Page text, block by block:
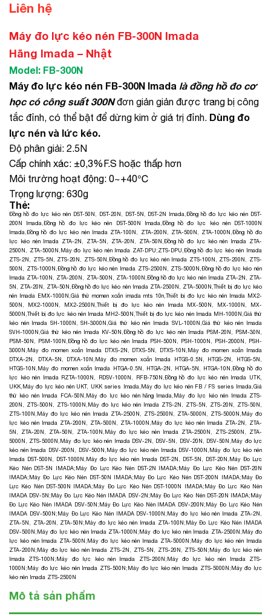
Liên hệ
Máy đo lực kéo nén FB-300N Imada
Hãng Imada – Nhật
Model: FB-300N
Máy đo lực kéo nén FB-300N Imada là đồng hồ đo cơ
học có công suất 300Nđơn giản giản được trang bị công
tắc đỉnh, có thể bật để dừng kim ở giá trị đỉnh. Dùng đo
lực nén và lức kéo.
Độ phân giải: 2.5N
Cấp chính xác: ±0,3%F.S hoặc thấp hơn
Môi trường hoạt động: 0~+40℃
Trọng lượng: 630g
Thẻ:
Đồng hồ đo lực kéo nén DST-50N, DST-20N, DST-5N, DST-2N Imada,Đồng hồ đo lực kéo nén DST-
200N Imada,Đồng hồ đo lực kéo nén DST-500N Imada,Đồng hồ đo lực kéo nén DST-1000N
Imada,Đồng hồ đo lực kéo nén Imada ZTA-100N, ZTA-200N, ZTA-500N, ZTA-1000N,Đồng hồ đo
lực kéo nén Imada ZTA-2N, ZTA-5N, ZTA-20N, ZTA-50N,Đồng hồ đo lực kéo nén Imada ZTA-
2500N, ZTA-5000N,Máy đo lực kéo nén Imada ZAT-DPU;ZTS-DPU,Đồng hồ đo lực kéo nén Imada
ZTS-2N, ZTS-5N, ZTS-20N, ZTS-50N,Đồng hồ đo lực kéo nén Imada ZTS-100N, ZTS-200N, ZTS-
500N, ZTS-1000N,Đồng hồ đo lực kéo nén Imada ZTS-2500N, ZTS-5000N,Đồng hồ đo lực kéo nén
Imada ZTA-100N, ZTA-200N, ZTA-500N, ZTA-1000N,Đồng hồ đo lực kéo nén Imada ZTA-2N, ZTA-
5N, ZTA-20N, ZTA-50N,Đồng hồ đo lực kéo nén Imada ZTA-2500N, ZTA-5000N,Thiết bị đo lực kéo
nén Imada EMX-1000N,Giá thử momen xoắn imada mts 10n,Thiết bị đo lực kéo nén Imada MX2-
500N, MX2-1000N, MX2-2500N,Thiết bị đo lực kéo nén Imada MX-500N, MX-1000N, MX-
5000N,Thiết bị đo lực kéo nén Imada MH2-500N,Thiết bị đo lực kéo nén Imada MH-1000N,Giá thử
kéo nén Imada SH-1000N, SH-3000N,Giá thử kéo nén Imada SVL-1000N,Giá thử kéo nén Imada
SVH-1000N,Giá thử kéo nén Imada KV-50N,Đồng hồ đo lực kéo nén Imada PSM-20N, PSM-30N,
PSM-50N, PSM-100N,Đồng hồ đo lực kéo nén Imada PSH-500N, PSH-1000N, PSH-2000N, PSH-
3000N,Máy đo momen xoắn Imada DTXS-2N, DTXS-5N, DTXS-10N,Máy đo momen xoắn Imada
DTXA-2N, DTXA-5N, DTXA-10N,Máy đo momen xoắn Imada HTGS-0.5N, HTGS-2N, HTGS-5N,
HTGS-10N,Máy đo momen xoắn Imada HTGA-0.5N, HTGA-2N, HTGA-5N, HTGA-10N,Đồng hồ đo
lực kéo nén Imada RZTA-1000N, RDSV-1000N, RFB-750N,Đồng hồ đo lực kéo nén Imada UTK,
UKK,Máy đo lực kéo nén UKT, UKK series Imada,Máy đo lực kéo nén FB / FS series Imada,Giá
thử kéo nén Imada FCA-50N,Máy đo lực kéo nén hãng Imada,Máy đo lực kéo nén Imada ZTS-
200N, ZTS-500N, ZTS-1000N,Máy đo lực kéo nén Imada ZTS-2N, ZTS-5N, ZTS-20N, ZTS-50N,
ZTS-100N,Máy đo lực kéo nén Imada ZTA-2500N, ZTS-2500N, ZTA-5000N, ZTS-5000N,Máy đo
lực kéo nén Imada ZTA-200N, ZTA-500N, ZTA-1000N,Máy đo lực kéo nén Imada ZTA-2N, ZTA-
5N, ZTA-20N, ZTA-50N, ZTA-100N,Máy đo lực kéo nén Imada ZTA-2500N, ZTS-2500N, ZTA-
5000N, ZTS-5000N,Máy đo lực kéo nén Imada DSV-2N, DSV-5N, DSV-20N, DSV-50N,Máy đo lực
kéo nén Imada DSV-200N, DSV-500N,Máy đo lực kéo nén Imada DSV-1000N,Máy đo lực kéo nén
Imada DST-500N, DST-1000N,Máy đo lực kéo nén Imada DST-2N, DST-5N, DST-20N,Máy Đo Lực
Kéo Nén DST-5N IMADA;Máy Đo Lực Kéo Nén DST-2N IMADA;Máy Đo Lực Kéo Nén DST-20N
IMADA;Máy Đo Lực Kéo Nén DST-50N IMADA;Máy Đo Lực Kéo Nén DST-200N IMADA;Máy Đo
Lực Kéo Nén DST-500N IMADA;Máy Đo Lực Kéo Nén DST-1000N IMADA;Máy Đo Lực Kéo Nén
IMADA DSV-5N;Máy Đo Lực Kéo Nén IMADA DSV-2N;Máy Đo Lực Kéo Nén DST-20N IMADA;Máy
Đo Lực Kéo Nén IMADA DSV-50N;Máy Đo Lực Kéo Nén IMADA DSV-200N;Máy Đo Lực Kéo Nén
IMADA DSV-500N;Máy Đo Lực Kéo Nén IMADA DSV-1000N;Máy đo lực kéo nén Imada ZTA-2N,
ZTA-5N, ZTA-20N, ZTA-50N;Máy đo lực kéo nén Imada ZTA-100N;Máy Đo Lực Kéo Nén IMADA
DSV-500N;Máy đo lực kéo nén Imada ZTA-1000N;Máy đo lực kéo nén Imada ZTA-2500N;Máy đo
lực kéo nén Imada ZTA-500N;Máy đo lực kéo nén Imada ZTA-5000N;Máy đo lực kéo nén Imada
ZTA-200N;Máy đo lực kéo nén Imada ZTS-2N, ZTS-5N, ZTS-20N, ZTS-50N;Máy đo lực kéo nén
Imada ZTS-100N;Máy đo lực kéo nén Imada ZTS-200N;Máy đo lực kéo nén Imada ZTS-
1000N;Máy đo lực kéo nén Imada ZTS-500N;Máy đo lực kéo nén Imada ZTS-5000N;Máy đo lực
kéo nén Imada ZTS-2500N
Mô tả sản phẩm